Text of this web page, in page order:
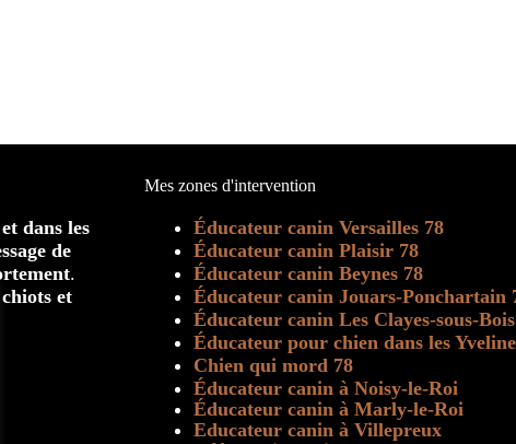
dans les
de
.
chiots et
Mes zones d'intervention
Éducateur canin Versailles 78
Éducateur canin Plaisir 78
Éducateur canin Beynes 78
Éducateur canin Jouars-Ponchartain
Éducateur canin Les Clayes-sous-
Éducateur pour chien dans les
Chien qui mord 78
Éducateur canin à Noisy-le-Roi
Éducateur canin à Marly-le-Roi
Educateur canin à Villepreux